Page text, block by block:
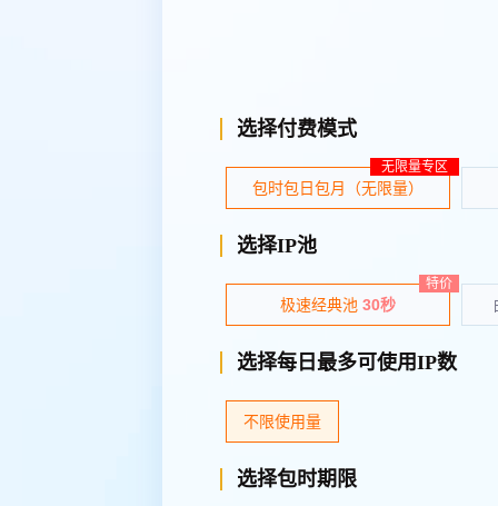
选择付费模式
包时包日包月（无限量）
无限量专区
选择IP池
极速经典池 30秒
特价
选择每日最多可使用IP数
不限使用量
选择包时期限